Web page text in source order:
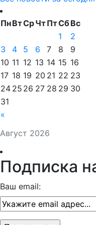
Август 2026
ПнВтСрЧтПтСбВс
«
1
2
3
4 5 6 7 8
9
10 11 12 13 14 15 16
17 18 19 20 21 22 23
24 25 26 27 28 29 30
31
Подписка
Ваш email: